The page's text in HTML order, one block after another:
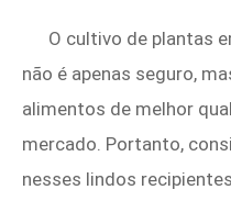
O cultivo de plantas
não é apenas seguro,
alimentos de melhor
mercado. Portanto,
nesses lindos